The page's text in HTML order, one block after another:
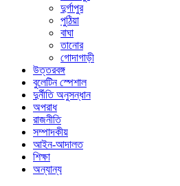
দুর্গাপুর
পুঠিয়া
বাঘা
তানোর
গোদাগাড়ী
উত্তরবঙ্গ
বুলেটিন স্পেশাল
দুর্নীতি অনুসন্ধান
অপরাধ
রাজনীতি
সম্পাদকীয়
আইন-আদালত
শিক্ষা
অন্যান্য